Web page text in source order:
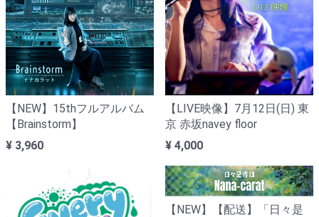
【NEW】15thフルアルバム
【Brainstorm】‬
¥ 3,960
【LIVE映像】7月12日(日) 東
京 赤坂navey floor
¥ 4,000
【NEW】【配送】「日々是